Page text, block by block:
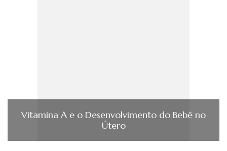
Vitamina A e o Desenvolvimento do Bebê no
Útero